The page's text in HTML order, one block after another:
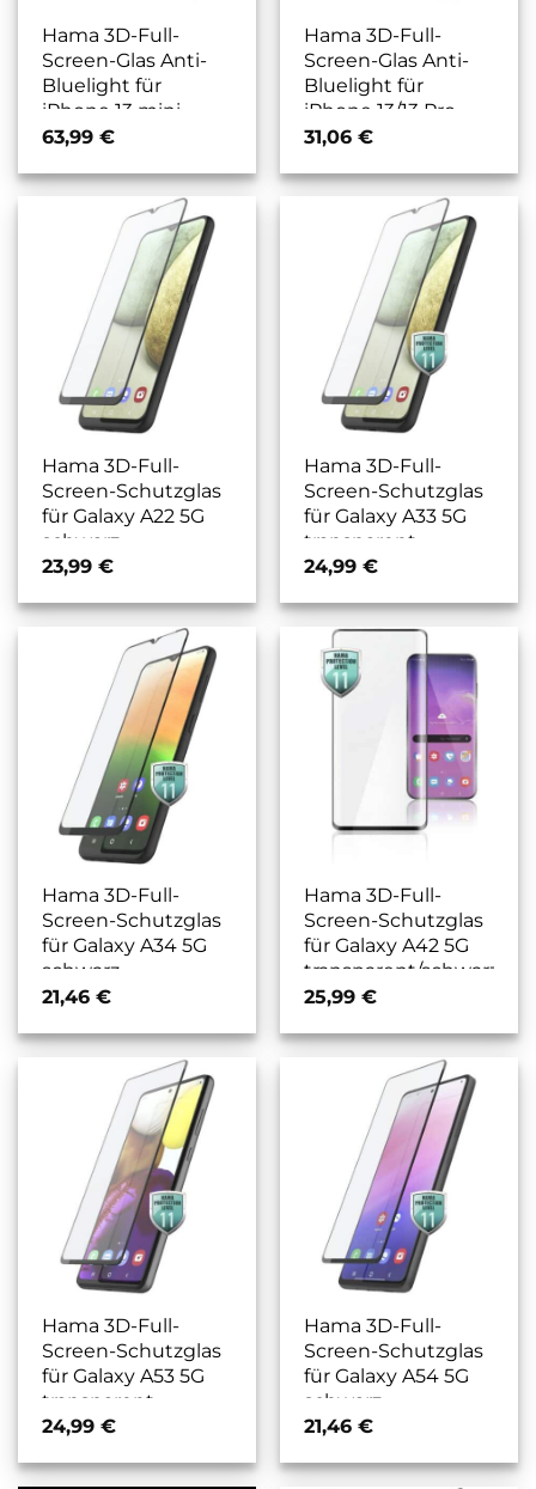
Hama 3D-Full-
Screen-Glas Anti-
Bluelight für
iPhone 13 mini
transparent
63,99 €
Hama 3D-Full-
Screen-Glas Anti-
Bluelight für
iPhone 13/13 Pro
transparent
31,06 €
Hama 3D-Full-
Screen-Schutzglas
für Galaxy A22 5G
schwarz
23,99 €
Hama 3D-Full-
Screen-Schutzglas
für Galaxy A33 5G
transparent
24,99 €
Hama 3D-Full-
Screen-Schutzglas
für Galaxy A34 5G
schwarz
21,46 €
Hama 3D-Full-
Screen-Schutzglas
für Galaxy A42 5G
transparent/schwarz
25,99 €
Hama 3D-Full-
Screen-Schutzglas
für Galaxy A53 5G
transparent
24,99 €
Hama 3D-Full-
Screen-Schutzglas
für Galaxy A54 5G
schwarz
21,46 €